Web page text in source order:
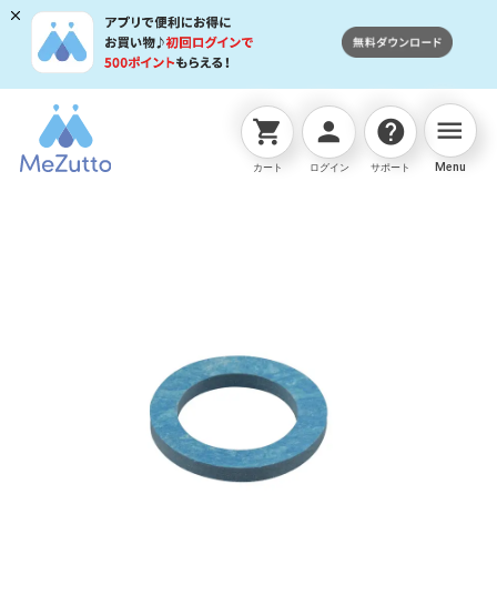
shopping_cart
カート
person
ログイン
help
サポート
menu
Menu
ネットストアTOP 自動水やり 逆止弁用ﾉﾝｱｽﾍﾞｽﾄﾊﾟｯｷﾝ